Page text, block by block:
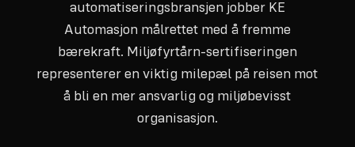
automatiseringsbransjen jobber KE
Automasjon målrettet med å fremme
bærekraft. Miljøfyrtårn-sertifiseringen
representerer en viktig milepæl på reisen mot
å bli en mer ansvarlig og miljøbevisst
organisasjon.